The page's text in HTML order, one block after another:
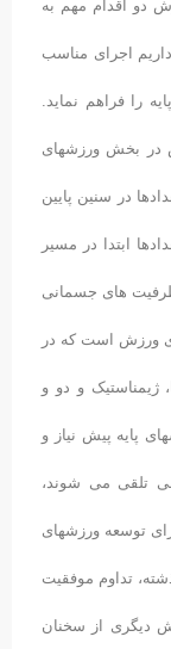
دو اقدام مهم به
اجرای مناسب
را فراهم نماید.
در بخش ورزشهای
در سنین پایین
ابتدا در مسیر
های جسمانی
ورزش است که در
و دو و
پایه پیش نیاز و
تلقی می شوند،
توسعه ورزشهای
تداوم موفقیت
دیگری از سخنان